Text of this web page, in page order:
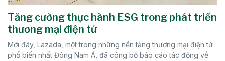
Tăng cường thực hành ESG trong phát triển
thương mại điện tử
Mới đây, Lazada, một trong những nền tảng thương mại điện tử
phổ biến nhất Đông Nam Á, đã công bố báo cáo tác động về